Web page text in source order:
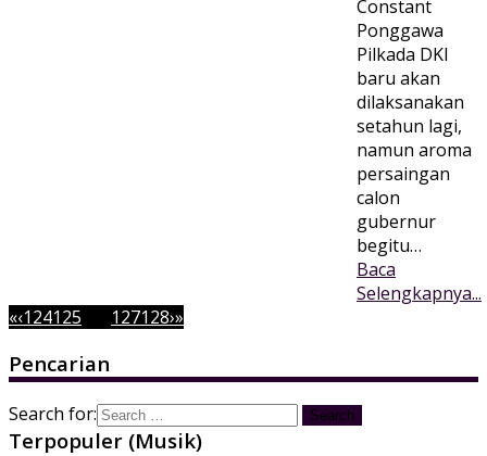
Constant
Ponggawa
Pilkada DKI
baru akan
dilaksanakan
setahun lagi,
namun aroma
persaingan
calon
gubernur
begitu…
Baca
Selengkapnya...
«‹124125 127128›»
Pencarian
Search for:
Terpopuler (Musik)